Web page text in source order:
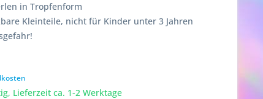
in Tropfenform
Kleinteile, nicht für Kinder unter 3 Jahren
Lieferzeit ca. 1-2 Werktage